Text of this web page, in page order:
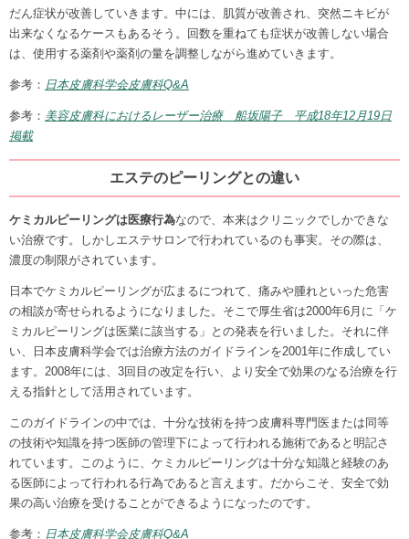
だん症状が改善していきます。中には、肌質が改善され、突然ニキビが
出来なくなるケースもあるそう。回数を重ねても症状が改善しない場合
は、使用する薬剤や薬剤の量を調整しながら進めていきます。
参考： 日本皮膚科学会皮膚科Q&A
参考： 美容皮膚科におけるレーザー治療 船坂陽子 平成18年12月19日
掲載
エステのピーリングとの違い
ケミカルピーリングは医療行為なので、本来はクリニックでしかできな
い治療です。しかしエステサロンで行われているのも事実。その際は、
濃度の制限がされています。
日本でケミカルピーリングが広まるにつれて、痛みや腫れといった危害
の相談が寄せられるようになりました。そこで厚生省は2000年6月に「ケ
ミカルピーリングは医業に該当する」との発表を行いました。それに伴
い、日本皮膚科学会では治療方法のガイドラインを2001年に作成してい
ます。2008年には、3回目の改定を行い、より安全で効果のなる治療を行
える指針として活用されています。
このガイドラインの中では、十分な技術を持つ皮膚科専門医または同等
の技術や知識を持つ医師の管理下によって行われる施術であると明記さ
れています。このように、ケミカルピーリングは十分な知識と経験のあ
る医師によって行われる行為であると言えます。だからこそ、安全で効
果の高い治療を受けることができるようになったのです。
参考： 日本皮膚科学会皮膚科Q&A